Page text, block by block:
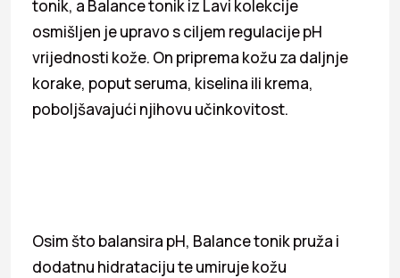
tonik, a Balance tonik iz Lavi kolekcije
osmišljen je upravo s ciljem regulacije pH
vrijednosti kože. On priprema kožu za daljnje
korake, poput seruma, kiselina ili krema,
poboljšavajući njihovu učinkovitost.
Osim što balansira pH, Balance tonik pruža i
dodatnu hidrataciju te umiruje kožu